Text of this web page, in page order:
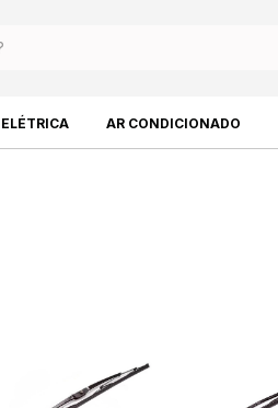
ELÉTRICA AR CONDICIONADO